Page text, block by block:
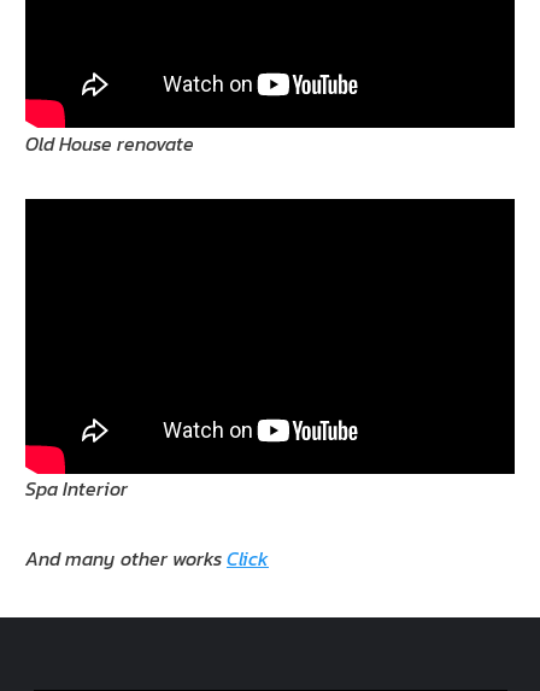
Old House renovate
Spa Interior
And many other worksClick